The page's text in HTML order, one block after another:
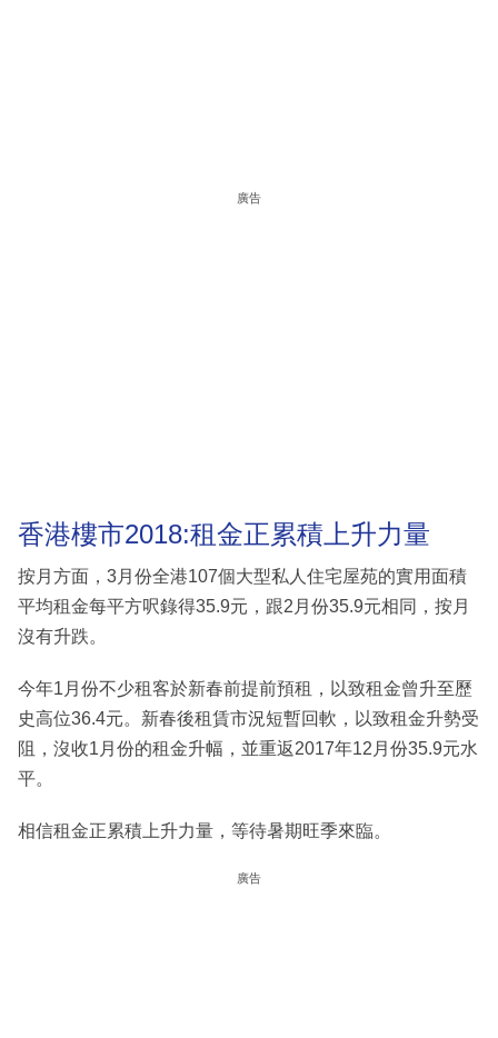
廣告
香港樓市2018:租金正累積上升力量
按月方面，3月份全港107個大型私人住宅屋苑的實用面積
平均租金每平方呎錄得35.9元，跟2月份35.9元相同，按月
沒有升跌。
今年1月份不少租客於新春前提前預租，以致租金曾升至歷
史高位36.4元。新春後租賃市況短暫回軟，以致租金升勢受
阻，沒收1月份的租金升幅，並重返2017年12月份35.9元水
平。
相信租金正累積上升力量，等待暑期旺季來臨。
廣告